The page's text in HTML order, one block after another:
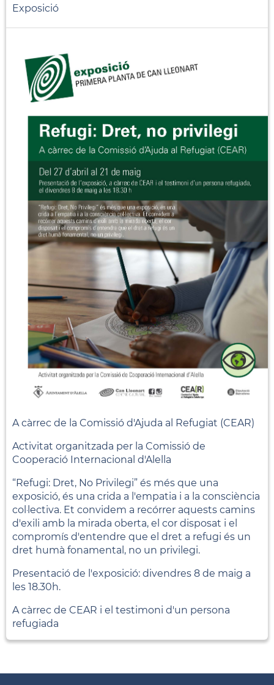
Exposició
A càrrec de la Comissió d'Ajuda al Refugiat (CEAR)
Activitat organitzada per la Comissió de
Cooperació Internacional d'Alella
“Refugi: Dret, No Privilegi” és més que una
exposició, és una crida a l'empatia i a la consciència
col·lectiva. Et convidem a recórrer aquests camins
d'exili amb la mirada oberta, el cor disposat i el
compromís d'entendre que el dret a refugi és un
dret humà fonamental, no un privilegi.
Presentació de l'exposició: divendres 8 de maig a
les 18.30h.
A càrrec de CEAR i el testimoni d'un persona
refugiada